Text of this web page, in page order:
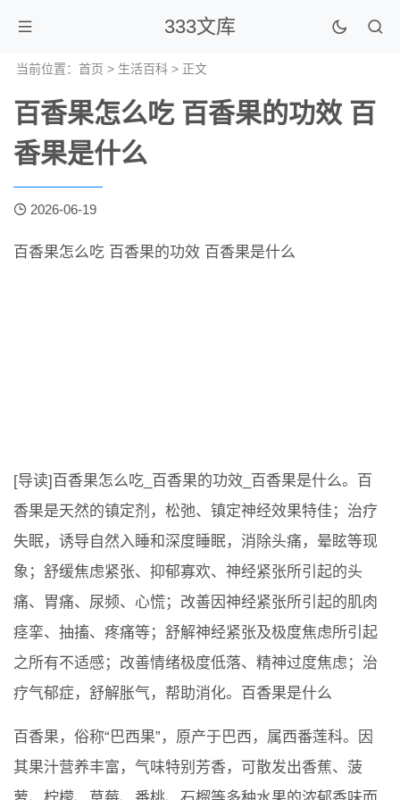
333文库
当前位置： 首页 > 生活百科 > 正文
百香果怎么吃 百香果的功效 百
香果是什么
2026-06-19
百香果怎么吃 百香果的功效 百香果是什么
[导读]百香果怎么吃_百香果的功效_百香果是什么。百
香果是天然的镇定剂，松弛、镇定神经效果特佳；治疗
失眠，诱导自然入睡和深度睡眠，消除头痛，晕眩等现
象；舒缓焦虑紧张、抑郁寡欢、神经紧张所引起的头
痛、胃痛、尿频、心慌；改善因神经紧张所引起的肌肉
痉挛、抽搐、疼痛等；舒解神经紧张及极度焦虑所引起
之所有不适感；改善情绪极度低落、精神过度焦虑；治
疗气郁症，舒解胀气，帮助消化。百香果是什么
百香果，俗称“巴西果”，原产于巴西，属西番莲科。因
其果汁营养丰富，气味特别芳香，可散发出香蕉、菠